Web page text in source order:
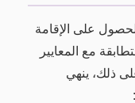
على الإقامة
مع المعايير
على ذلك، ينهي